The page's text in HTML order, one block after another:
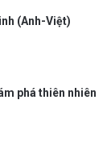
(Anh-Việt)
phá thiên nhiên